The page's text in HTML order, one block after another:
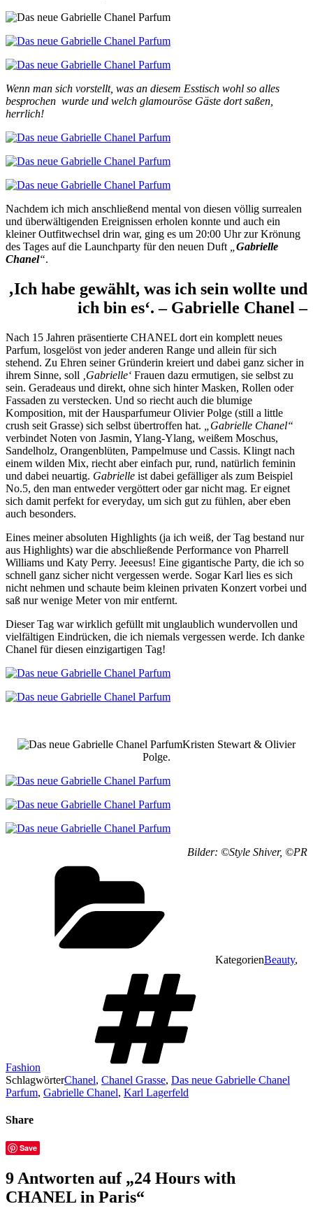
Wenn man sich vorstellt, was an diesem Esstisch wohl so alles
besprochen wurde und welch glamouröse Gäste dort saßen,
herrlich!
Nachdem ich mich anschließend mental von diesen völlig surrealen
und überwältigenden Ereignissen erholen konnte und auch ein
kleiner Outfitwechsel drin war, ging es um 20:00 Uhr zur Krönung
des Tages auf die Launchparty für den neuen Duft
Gabrielle
Chanel“.
‚Ich habe gewählt, was ich sein wollte und
ich bin es‘. – Gabrielle Chanel –
Nach 15 Jahren präsentierte CHANEL dort ein komplett neues
Parfum, losgelöst von jeder anderen Range und allein für sich
stehend. Zu Ehren seiner Gründerin kreiert und dabei ganz sicher in
ihrem Sinne, soll
‚Gabrielle‘ Frauen dazu ermutigen, sie selbst zu
sein. Geradeaus und direkt, ohne sich hinter Masken, Rollen oder
Fassaden zu verstecken. Und so riecht auch die blumige
Komposition, mit der Hausparfumeur Olivier Polge (still a little
crush seit Grasse) sich selbst übertroffen hat.
„Gabrielle Chanel“
verbindet Noten von Jasmin, Ylang-Ylang, weißem Moschus,
Sandelholz, Orangenblüten, Pampelmuse und Cassis. Klingt nach
einem wilden Mix, riecht aber einfach pur, rund, natürlich feminin
und dabei neuartig. Gabrielle ist dabei gefälliger als zum Beispiel
No.5, den man entweder vergöttert oder gar nicht mag. Er eignet
sich damit perfekt for everyday, um sich gut zu fühlen, aber eben
auch besonders.
Eines meiner absoluten Highlights (ja ich weiß, der Tag bestand nur
aus Highlights) war die abschließende Performance von Pharrell
Williams und Katy Perry. Jeeesus! Eine gigantische Party, die ich so
schnell ganz sicher nicht vergessen werde. Sogar Karl lies es sich
nicht nehmen und schaute beim kleinen privaten Konzert vorbei und
saß nur wenige Meter von mir entfernt.
Dieser Tag war wirklich gefüllt mit unglaublich wundervollen und
vielfältigen Eindrücken, die ich niemals vergessen werde. Ich danke
Chanel für diesen einzigartigen Tag!
Kristen Stewart & Olivier
Polge.
Bilder: ©Style Shiver, ©PR
KategorienBeauty,
Fashion
SchlagwörterChanel, Chanel Grasse, Das neue Gabrielle Chanel
Parfum, Gabrielle Chanel, Karl Lagerfeld
Share
Save
9 Antworten auf „24 Hours with
CHANEL in Paris“